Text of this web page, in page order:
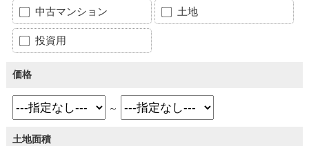
中古マンション 土地
投資用
価格
～
土地面積